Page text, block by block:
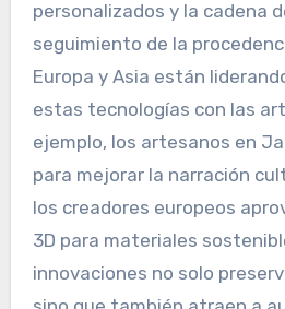
personalizados y la cadena
seguimiento de la
Europa y Asia están
estas tecnologías con las
ejemplo, los artesanos en
para mejorar la narración
los creadores europeos
3D para materiales
innovaciones no solo